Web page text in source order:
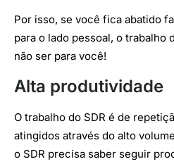
Por isso, se você fica abatido
para o lado pessoal, o trabalho
não ser para você!
Alta produtividade
O trabalho do SDR é de
atingidos através do alto
o SDR precisa saber seguir